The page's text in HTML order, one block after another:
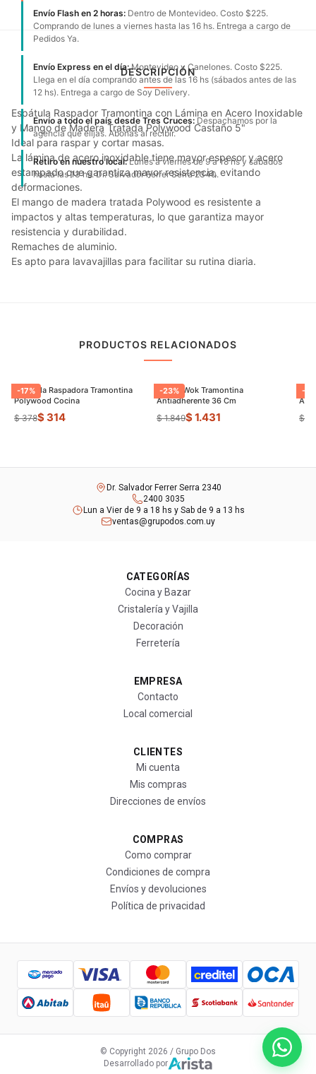
Envío Flash en 2 horas: Dentro de Montevideo. Costo $225.
Comprando de lunes a viernes hasta las 16 hs. Entrega a cargo de
Pedidos Ya.
Envío Express en el día:Montevideo y Canelones. Costo $225.
Llega en el día comprando antes de las 16 hs (sábados antes de las
12 hs). Entrega a cargo de Soy Delivery.
Envío a todo el país desde Tres Cruces: Despachamos por la
agencia que elijas. Abonas al recibir.
Retiro en nuestro local:Lunes a viernes de 9 a 18 hs y sábados
hasta las 13 hs. Dr. Salvador Ferrer Serra 2340.
DESCRIPCIÓN
Espátula Raspador Tramontina con Lámina en Acero Inoxidable
y Mango de Madera Tratada Polywood Castaño 5"
Ideal para raspar y cortar masas.
La lámina de acero inoxidable tiene mayor espesor y acero
estampado que garantiza mayor resistencia, evitando
deformaciones.
El mango de madera tratada Polywood es resistente a
impactos y altas temperaturas, lo que garantiza mayor
resistencia y durabilidad.
Remaches de aluminio.
Es apto para lavavajillas para facilitar su rutina diaria.
PRODUCTOS RELACIONADOS
-17%
Espatula Raspadora Tramontina
Polywood Cocina
$ 378$ 314
-23%
Sarten Wok Tramontina
Antiadherente 36 Cm
$ 1.849$ 1.431
-
$
Dr. Salvador Ferrer Serra 2340
2400 3035
Lun a Vier de 9 a 18 hs y Sab de 9 a 13 hs
ventas@grupodos.com.uy
CATEGORÍAS
Cocina y Bazar
Cristalería y Vajilla
Decoración
Ferretería
EMPRESA
Contacto
Local comercial
CLIENTES
Mi cuenta
Mis compras
Direcciones de envíos
COMPRAS
Como comprar
Condiciones de compra
Envíos y devoluciones
Política de privacidad
© Copyright 2026 / Grupo Dos
Desarrollado por